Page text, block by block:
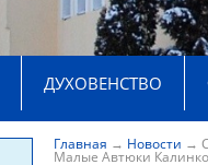
ДУХОВЕНСТВО
Главная → Новости →
Малые Автюки